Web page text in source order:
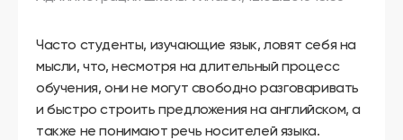
английского
язык
Ваш
город:
Москва
Выбрать
другой
Часто студенты, изучающие язык, ловят себя на
мысли, что, несмотря на длительный процесс
обучения, они не могут свободно разговаривать
и быстро строить предложения на английском, а
также не понимают речь носителей языка.